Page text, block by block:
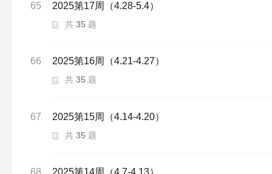
65 2025第17周（4.28-5.4）
共 35 题
66 2025第16周（4.21-4.27）
共 35 题
67 2025第15周（4.14-4.20）
共 35 题
68 2025第14周（4.7-4.13）